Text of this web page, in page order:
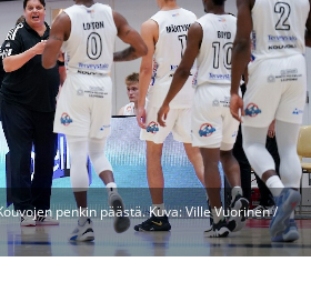
penkin päästä. Kuva: Ville Vuorinen /